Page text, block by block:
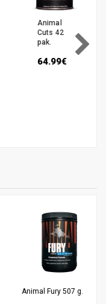
Animal
Cuts 42
pak.
64.99€
Animal Fury 507 g.